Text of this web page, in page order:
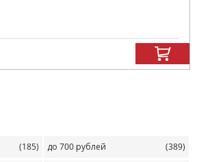
(185) до 700 рублей (389)